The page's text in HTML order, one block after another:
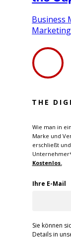
Business
THE
Wie man in
Marke und
erschließt
Kostenlos.
Ihre E-Mail
Sie können
Details in